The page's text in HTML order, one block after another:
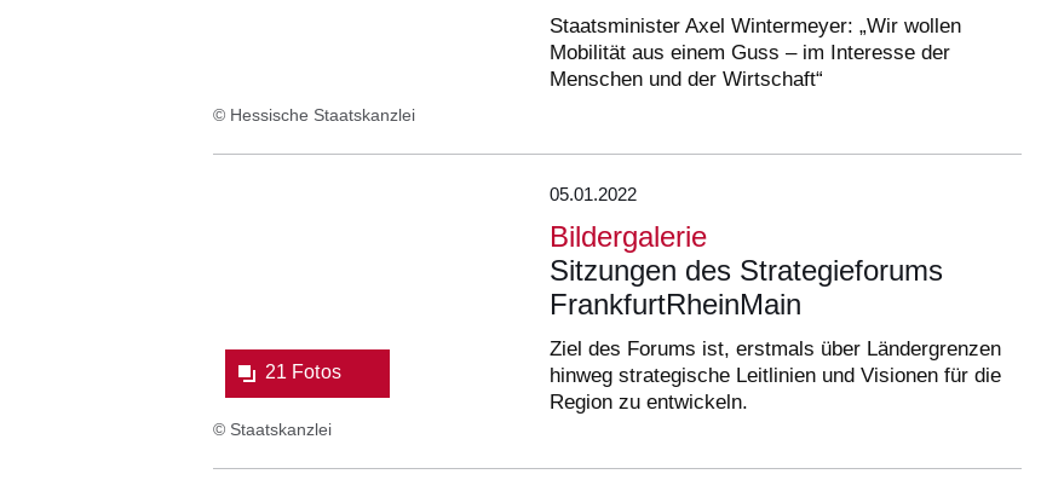
© Hessische Staatskanzlei
Staatsminister Axel Wintermeyer: „Wir wollen
Mobilität aus einem Guss – im Interesse der
Menschen und der Wirtschaft“
21 Fotos
© Staatskanzlei
05.01.2022
Bildergalerie
Sitzungen des Strategieforums
FrankfurtRheinMain
Ziel des Forums ist, erstmals über Ländergrenzen
hinweg strategische Leitlinien und Visionen für die
Region zu entwickeln.